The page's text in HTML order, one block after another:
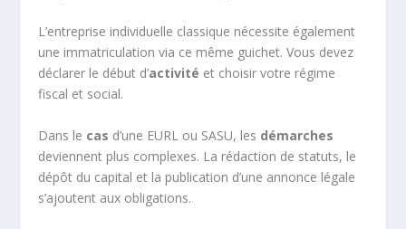
L’entreprise individuelle classique nécessite également
une immatriculation via ce même guichet. Vous devez
déclarer le début d’activité et choisir votre régime
fiscal et social.
Dans le cas d’une EURL ou SASU, les démarches
deviennent plus complexes. La rédaction de statuts, le
dépôt du capital et la publication d’une annonce légale
s’ajoutent aux obligations.